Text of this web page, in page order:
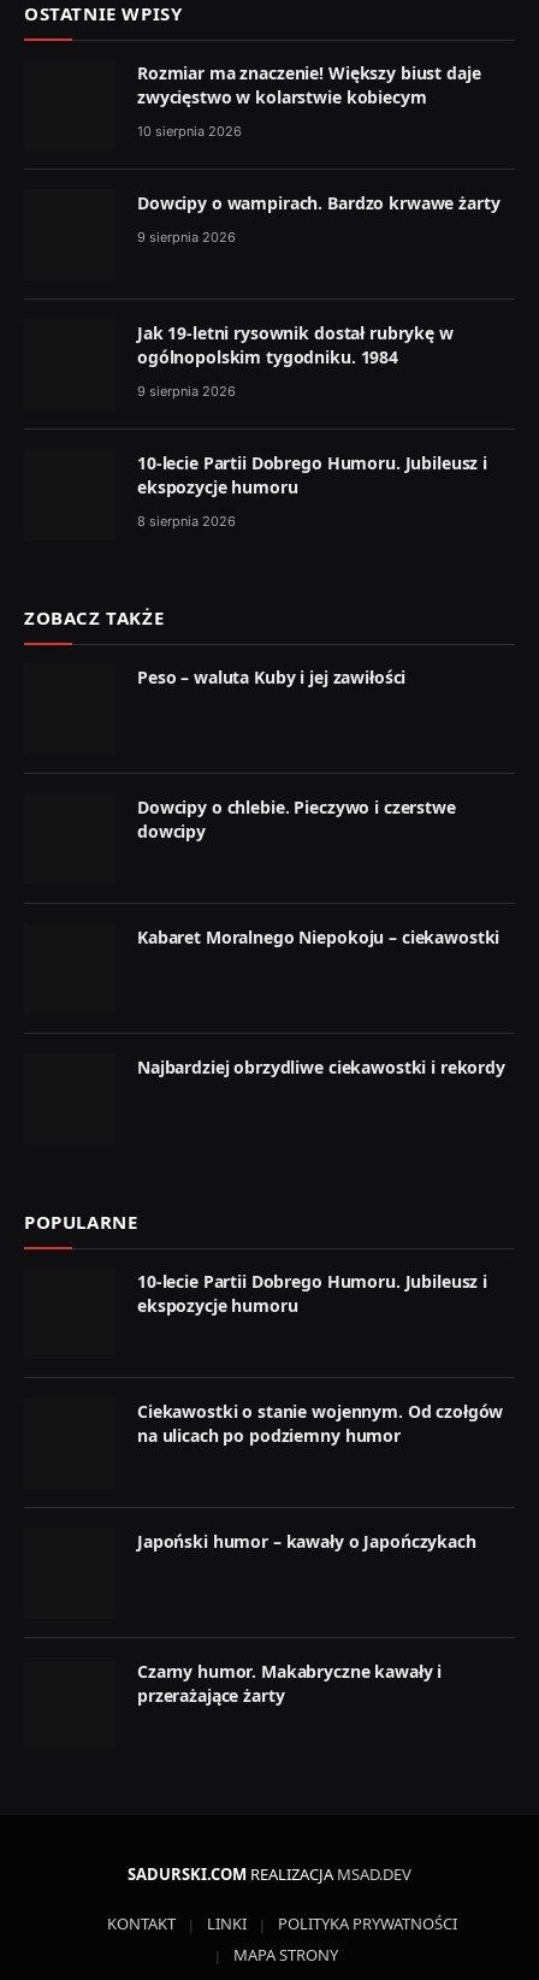
OSTATNIE WPISY
Rozmiar ma znaczenie! Większy biust daje
zwycięstwo w kolarstwie kobiecym
10 sierpnia 2026
Dowcipy o wampirach. Bardzo krwawe żarty
9 sierpnia 2026
Jak 19-letni rysownik dostał rubrykę w
ogólnopolskim tygodniku. 1984
9 sierpnia 2026
10-lecie Partii Dobrego Humoru. Jubileusz i
ekspozycje humoru
8 sierpnia 2026
ZOBACZ TAKŻE
Peso – waluta Kuby i jej zawiłości
Dowcipy o chlebie. Pieczywo i czerstwe
dowcipy
Kabaret Moralnego Niepokoju – ciekawostki
Najbardziej obrzydliwe ciekawostki i rekordy
POPULARNE
10-lecie Partii Dobrego Humoru. Jubileusz i
ekspozycje humoru
Ciekawostki o stanie wojennym. Od czołgów
na ulicach po podziemny humor
Japoński humor – kawały o Japończykach
Czarny humor. Makabryczne kawały i
przerażające żarty
SADURSKI.COM REALIZACJAMSAD.DEV
KONTAKT LINKI
POLITYKA PRYWATNOŚCI
MAPA STRONY